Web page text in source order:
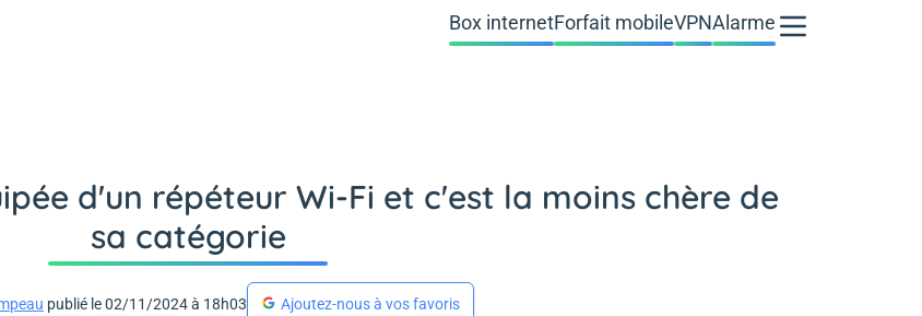
Box internetForfait mobileVPNAlarme
d'un répéteur Wi-Fi et c'est la moins chère de
sa catégorie
publié le 02/11/2024 à 18h03 Ajoutez-nous à vos favoris